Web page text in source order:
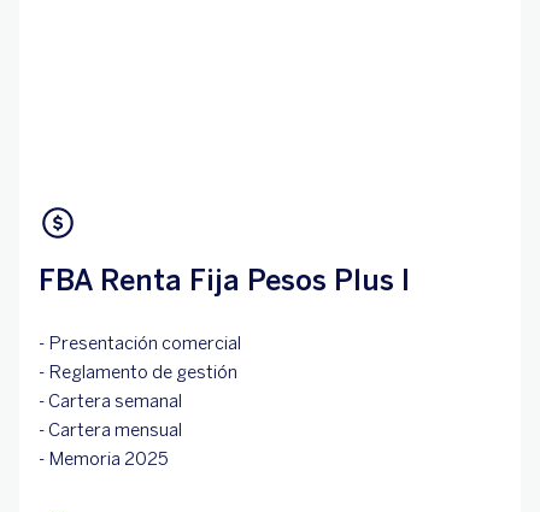
FBA Renta Fija Pesos Plus I
- Presentación comercial
- Reglamento de gestión
- Cartera semanal
- Cartera mensual
- Memoria 2025